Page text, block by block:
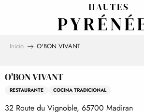
Inicio O'BON VIVANT
O'BON VIVANT
RESTAURANTE COCINA TRADICIONAL
32 Route du Vignoble, 65700 Madiran